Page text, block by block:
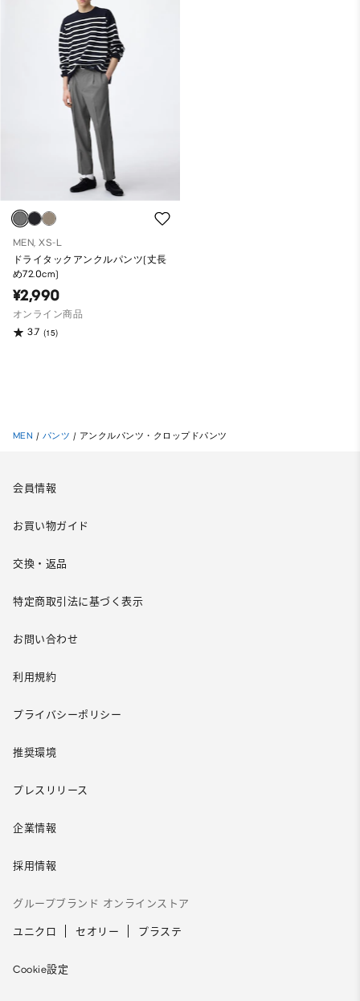
MEN, XS-L
ドライタックアンクルパンツ(丈長
め72.0cm)
¥2,990
オンライン商品
3.7 (15)
MEN / パンツ / アンクルパンツ・クロップドパンツ
会員情報
お買い物ガイド
交換・返品
特定商取引法に基づく表示
お問い合わせ
利用規約
プライバシーポリシー
推奨環境
プレスリリース
企業情報
採用情報
グループブランド オンラインストア
ユニクロ セオリー プラステ
Cookie設定